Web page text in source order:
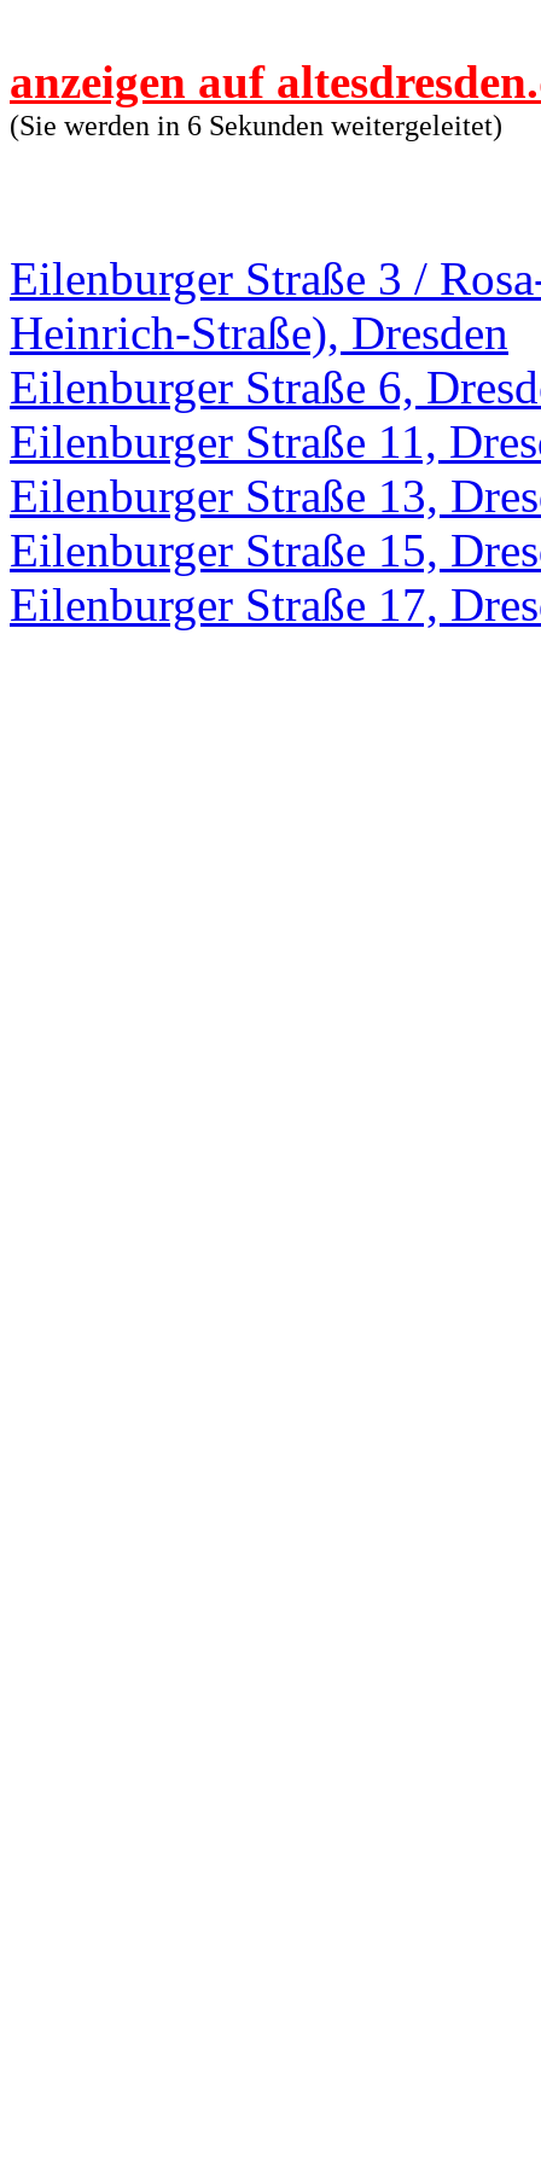
anzeigen auf
(Sie werden in 6 Sekunden weitergeleitet)
Eilenburger Straße 3 /
Heinrich-Straße), Dresden
Eilenburger Straße 6,
Eilenburger Straße 11,
Eilenburger Straße 13,
Eilenburger Straße 15,
Eilenburger Straße 17,